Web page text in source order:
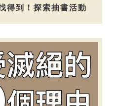
得到！探索抽書活動